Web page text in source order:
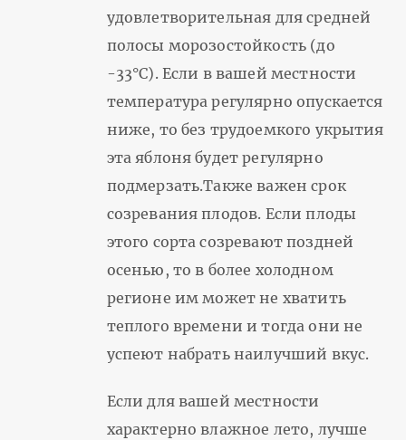
удовлетворительная для средней
полосы морозостойкость (до
-33°С). Если в вашей местности
температура регулярно опускается
ниже, то без трудоемкого укрытия
эта яблоня будет регулярно
подмерзать.Также важен срок
созревания плодов. Если плоды
этого сорта созревают поздней
осенью, то в более холодном
регионе им может не хватить
теплого времени и тогда они не
успеют набрать наилучший вкус.
Если для вашей местности
характерно влажное лето, лучше